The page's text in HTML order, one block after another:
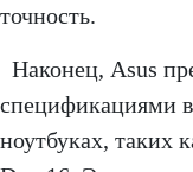
точность.
Наконец, Asus
спецификациями
ноутбуках, таких